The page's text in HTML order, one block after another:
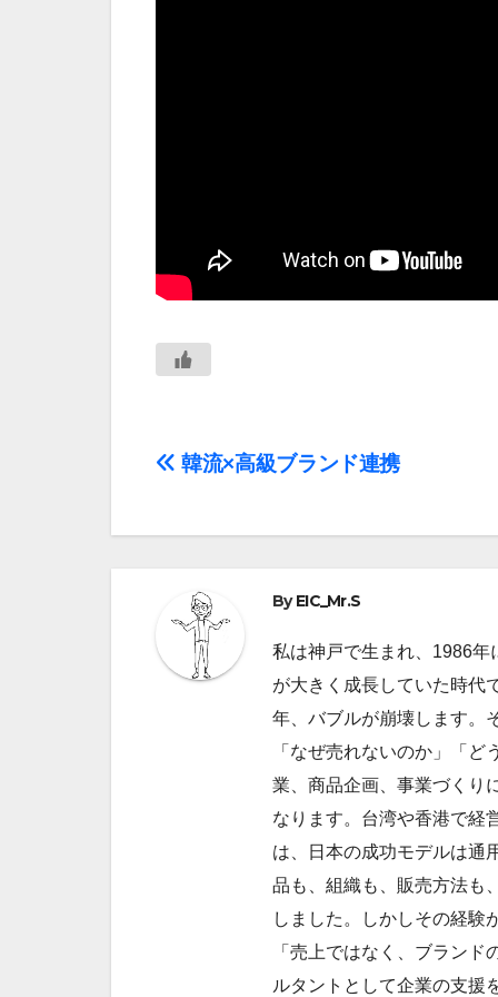
投
ビ
ゲ
韓流×高級ブランド連携
ByEIC_Mr.S
私は神戸で生まれ、1986
が大きく成長していた時代
年、バブルが崩壊します。
「なぜ売れないのか」「
業、商品企画、事業づくり
なります。台湾や香港で経
は、日本の成功モデルは通
品も、組織も、販売方法も
しました。しかしその経験
「売上ではなく、ブラン
ルタントとして企業の支援